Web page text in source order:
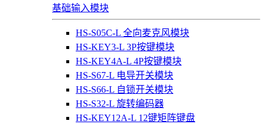
基础输入模块
HS-S05C-L 全向麦克风模块
HS-KEY3-L 3P按键模块
HS-KEY4A-L 4P按键模块
HS-S67-L 电导开关模块
HS-S66-L 自锁开关模块
HS-S32-L 旋转编码器
HS-KEY12A-L 12键矩阵键盘